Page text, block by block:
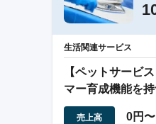
生活関連サービス
【ペットサービ
マー育成機能を
事業
売上高 0円